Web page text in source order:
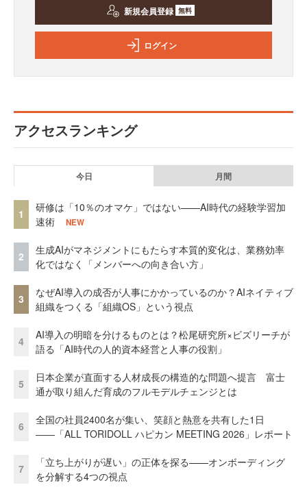
新規会員登録 無料
ログイン
アクセスランキング
今日 月間
1
研修は「10％のオマケ」ではない——AI時代の経験学習加
速術
NEW
2
生成AIがマネジメントにもたらす本質的変化は、業務効率
化ではなく「メンバーへの向き合い方」
3
なぜAI導入の成否が人事にかかっているのか？AIネイティブ
組織をつくる「組織OS」という視点
4
AI導入の明暗を分けるものとは？松尾研究所×ビズリーチが
語る「AI時代の人的資本経営と人事の役割」
5
日本企業が直面する人材成長の構造的な問題へ提言 富士
通が取り組んだ育成のフルモデルチェンジとは
6
全国の社員2400名が集い、笑顔と熱意を共有した1日
――「ALL TORIDOLL ハピカン MEETING 2026」レポート
7
「立ち上がりが遅い」の正体を探る——オンボーディング
を分解する4つの視点